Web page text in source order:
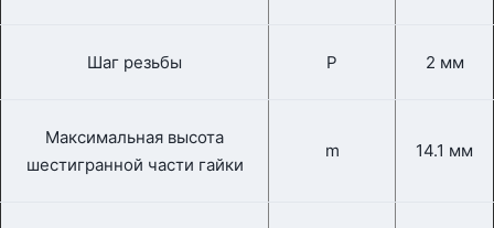
Шаг резьбы P 2 мм
Максимальная высота
шестигранной части гайки
m 14.1 мм